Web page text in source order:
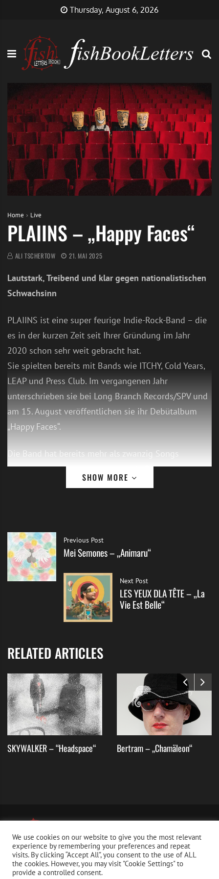
Thursday, August 6, 2026
Home Live
PLAIINS – „Happy Faces“
ALI TSCHERTOW 21. MAI 2025
Lautstark, Treibend und klar gegen nationalistischen
Schwachsinn
PLAIINS ist eine super feurige Indie-Rock-Band – die
es in der kurzen Zeit seit Ihrer Gründung im Jahr
2020 schon sehr weit gebracht hat.
Sie spielten bereits mit Bands wie ITCHY, Cold Years,
LEAP und Press Club. Im vergangenen Jahr
unterschrieben sie bei Long Branch Records/SPV und
am 15. August veröffentlichen sie ihr Debütalbum
„Happy Faces“.
Die Band hat bereits mehr als zwanzig Songs
veröffentlicht. Gegründet wurde die Band vom in
Großbritannien geborenen Sänger Chris Reardon
(Schlagzeug) und Flo Kaninck (Gitarre) und inspiriert
ist ihre Musik von Hamburg, Ihrer neuen Stadt,
britischem Punk, Indie und Rock und Bands wie
IDLES, Hives, Soft Play, Bad Nerves, The Streets und
Die Single „Row She Said“, die heute am 21.05.2025
Song schreiben, der Haltung zeigt – aber ohne platte
Parolen“, erklärt Sänger Chris Reardon. „Es sollte
poetisch, mehrdimensional und offen für
Interpretationen sein. Erst wenn man die Lyrics genau
liest und unseren Hintergrund kennt, erschließt sich
die volle Bedeutung. Solche Songs liebe ich –
besonders bei so sensiblen Themen.“
SHOW MORE
Previous Post
Mei Semones – „Animaru“
Next Post
LES YEUX DLA TÊTE – „La
Vie Est Belle“
RELATED ARTICLES
SKYWALKER – “Headspace“ Bertram – „Chamäleon“
We use cookies on our website to give you the most relevant
experience by remembering your preferences and repeat
visits. By clicking “Accept All”, you consent to the use of ALL
the cookies. However, you may visit "Cookie Settings" to
provide a controlled consent.